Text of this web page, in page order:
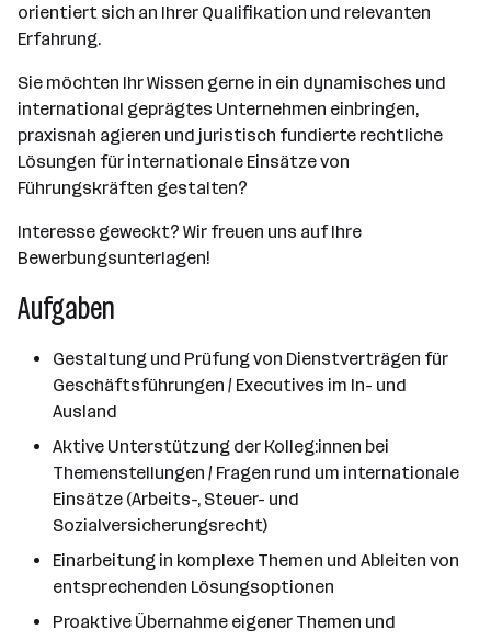
orientiert sich an Ihrer Qualifikation und relevanten
Erfahrung.
Sie möchten Ihr Wissen gerne in ein dynamisches und
international geprägtes Unternehmen einbringen,
praxisnah agieren und juristisch fundierte rechtliche
Lösungen für internationale Einsätze von
Führungskräften gestalten?
Interesse geweckt? Wir freuen uns auf Ihre
Bewerbungsunterlagen!
Aufgaben
Gestaltung und Prüfung von Dienstverträgen für
Geschäftsführungen / Executives im In- und
Ausland
Aktive Unterstützung der Kolleg:innen bei
Themenstellungen / Fragen rund um internationale
Einsätze (Arbeits-, Steuer- und
Sozialversicherungsrecht)
Einarbeitung in komplexe Themen und Ableiten von
entsprechenden Lösungsoptionen
Proaktive Übernahme eigener Themen und